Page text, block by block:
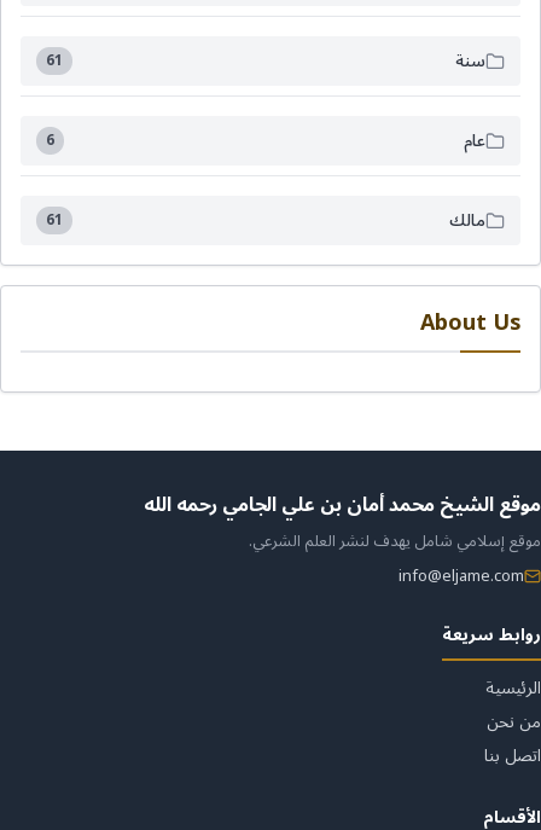
سنة 61
عام 6
مالك 61
About Us
عن
الموقع
موقع الشيخ محمد أمان بن علي الجامي رحمه الله
موقع إسلامي شامل يهدف لنشر العلم الشرعي.
info@eljame.com
روابط سريعة
الرئيسية
من نحن
اتصل بنا
الأقسام